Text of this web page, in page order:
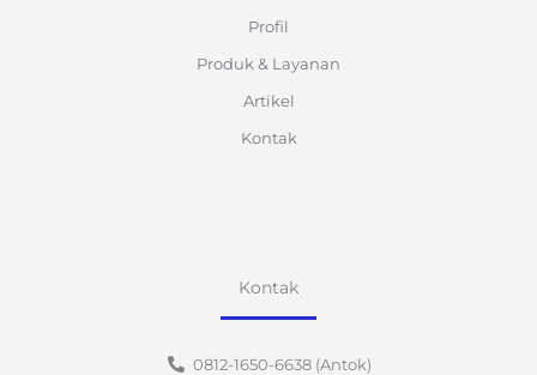
Profil
Produk & Layanan
Artikel
Kontak
Kontak
0812-1650-6638 (Antok)